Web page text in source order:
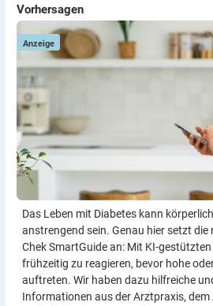
Vorhersagen
Anzeige
Das Leben mit Diabetes kann
anstrengend sein. Genau hier setzt die
Chek SmartGuide an: Mit KI-
frühzeitig zu reagieren, bevor hohe
auftreten. Wir haben dazu hilf­reiche
Informationen aus der Arzt­praxis, dem